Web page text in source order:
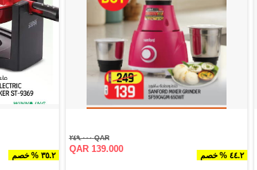
٤٤.٢ % خصم
QAR ٢٤٩.٠٠٠
QAR 139.000
٣٥.٢ % خصم